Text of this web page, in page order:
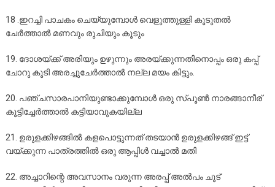
18 .ഇറച്ചി പാചകം ചെയ്യുമ്പോള്‍ വെളുത്തുള്ളി കൂടുതല്‍
ചേര്‍ത്താല്‍ മണവും രുചിയും കൂടും
19. ദോശയ്ക്ക് അരിയും ഉഴുന്നും അരയ്ക്കുന്നതിനൊപ്പം ഒരു കപ്പ്
ചോറു കൂടി അരച്ചുചേര്‍ത്താല്‍ നല്ല മയം കിട്ടും.
20. പഞ്ചസാരപാനിയുണ്ടാക്കുമ്പോള്‍ ഒരു സ്പൂണ്‍ നാരങ്ങാനീര്
കൂട്ടിച്ചേര്‍ത്താല്‍ കട്ടിയാവുകയില്ല
21. ഉരുളക്കിഴങ്ങില്‍ കളപൊട്ടുന്നത് തടയാന്‍ ഉരുളക്കിഴങ്ങ് ഇട്ട്
വയ്ക്കുന്ന പാത്രത്തില്‍ ഒരു ആപ്പിള്‍ വച്ചാല്‍ മതി
22. അച്ചാറിന്റെ അവസാനം വരുന്ന അരപ്പ് അല്‍പം ചൂട്